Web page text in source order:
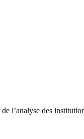
l’analyse des